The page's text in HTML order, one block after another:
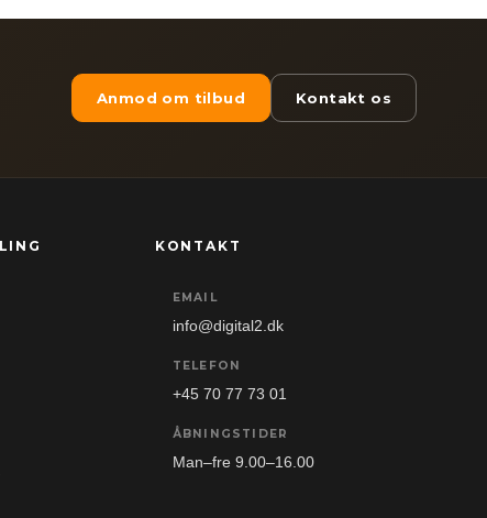
Anmod om tilbud Kontakt os
KONTAKT
EMAIL
info@digital2.dk
TELEFON
+45 70 77 73 01
ÅBNINGSTIDER
Man–fre 9.00–16.00